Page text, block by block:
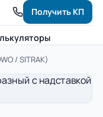
Получить КП
/ SITRAK)